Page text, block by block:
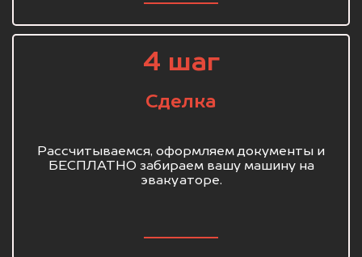
4 шаг
Сделка
Рассчитываемся, оформляем документы и
БЕСПЛАТНО забираем вашу машину на
эвакуаторе.